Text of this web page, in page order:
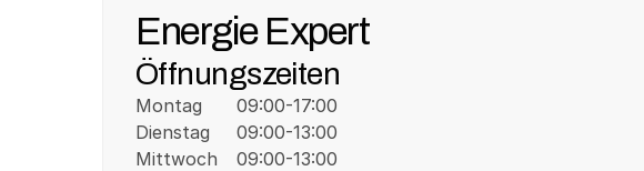
Energie Expert
Öffnungszeiten
Montag
Dienstag
Mittwoch
09:00-17:00
09:00-13:00
09:00-13:00